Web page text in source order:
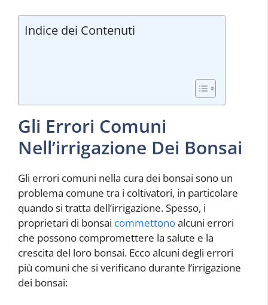
Indice dei Contenuti
Gli Errori Comuni
Nell’irrigazione Dei Bonsai
Gli errori comuni nella cura dei bonsai sono un
problema comune tra i coltivatori, in particolare
quando si tratta dell’irrigazione. Spesso, i
proprietari di bonsai commettonoalcuni errori
che possono compromettere la salute e la
crescita del loro bonsai. Ecco alcuni degli errori
più comuni che si verificano durante l’irrigazione
dei bonsai: